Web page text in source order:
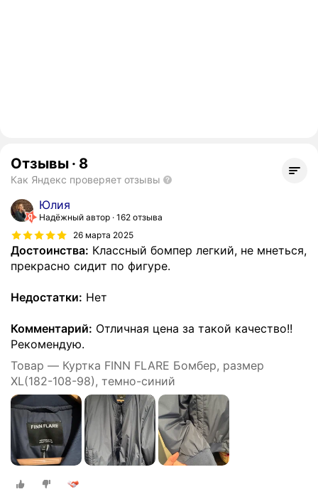
Отзывы · 8
Как Яндекс проверяет отзывы
Юлия
Надёжный автор 162 отзыва
26 марта 2025
Достоинства: Классный бомпер легкий, не мнеться,
прекрасно сидит по фигуре.
Недостатки: Нет
Комментарий: Отличная цена за такой качество!!
Рекомендую.
Товар — Куртка FINN FLARE Бомбер, размер
XL(182-108-98), темно-синий